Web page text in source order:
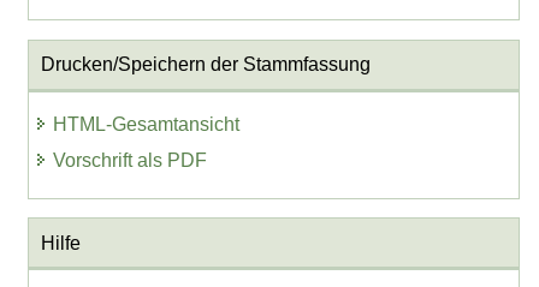
Drucken/Speichern der Stammfassung
HTML-Gesamtansicht
Vorschrift als PDF
Hilfe